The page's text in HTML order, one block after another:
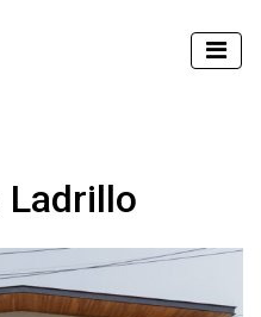
Ladrillo